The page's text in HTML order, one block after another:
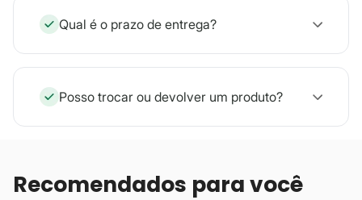
Qual é o prazo de entrega?
Posso trocar ou devolver um produto?
Recomendados para você